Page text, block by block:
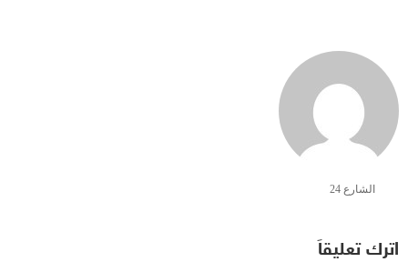
الشارع 24
اترك تعليقاً